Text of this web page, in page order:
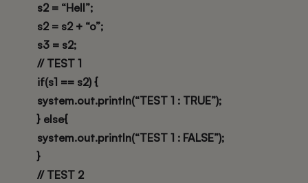
s2 = “Hell”;
s2 = s2 + “o”;
s3 = s2;
// TEST 1
if(s1 == s2) {
system.out.println(“TEST 1 : TRUE”);
} else{
system.out.println(“TEST 1 : FALSE”);
}
// TEST 2